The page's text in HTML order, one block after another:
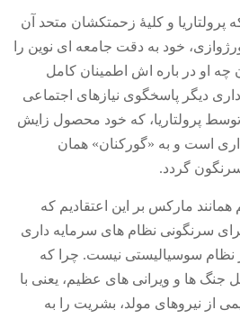
(خوزستان)
پرولتاریا و کلیۀ زحمتکشان متحد آن
خود به دقت جامعه ای نوین را
چه او در باره اش اطمینان کامل
دیگر پاسخگوی نیازهای اجتماعی
توسط پرولتاریا، که خود محصول زایش
است و به «گورکنان» همان
گردد.
مارکس بر این اعتقادیم که
سرنگونی نظام های سرمایه داری
نظام سوسیالیستی نیست. چرا که
جنگ ها و ویرانی های عظیم، یعنی با
از نیروهای مولد، بشریت را به